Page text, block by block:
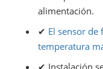
alimentación.
✔ El sensor
temperatura
✔ Instalación